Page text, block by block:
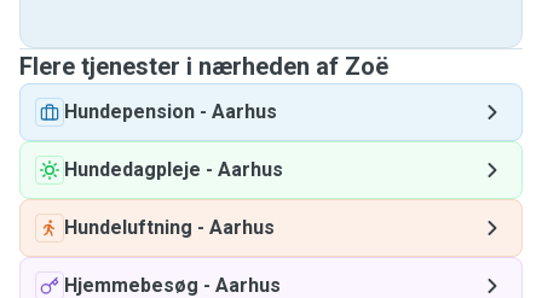
Flere tjenester i nærheden af ​​Zoë
Hundepension - Aarhus
Hundedagpleje - Aarhus
Hundeluftning - Aarhus
Hjemmebesøg - Aarhus